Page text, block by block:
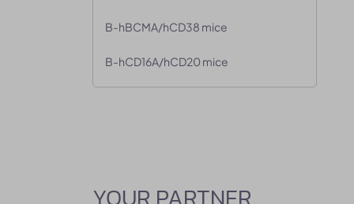
B-hBCMA/hCD38 mice
B-hCD16A/hCD20 mice